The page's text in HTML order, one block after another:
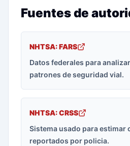
Fuentes de
NHTSA: FARS
Datos federales para
patrones de seguridad vial.
NHTSA: CRSS
Sistema usado para estimar
reportados por policia.